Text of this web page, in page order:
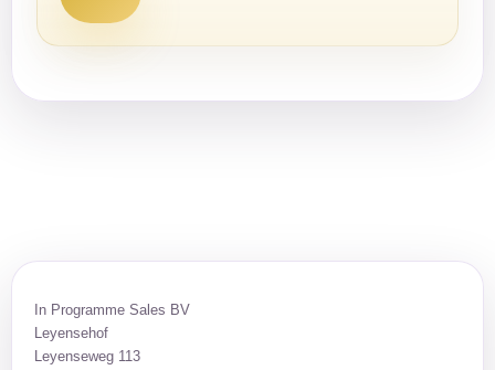
In Programme Sales BV
Leyensehof
Leyenseweg 113